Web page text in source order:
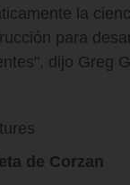
la
para
dijo Greg
de Corzan